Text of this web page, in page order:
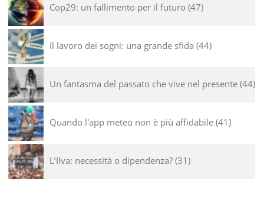
Cop29: un fallimento per il futuro 47
Il lavoro dei sogni: una grande sfida 44
Un fantasma del passato che vive nel presente 44
Quando l'app meteo non è più affidabile 41
L’Ilva: necessità o dipendenza? 31